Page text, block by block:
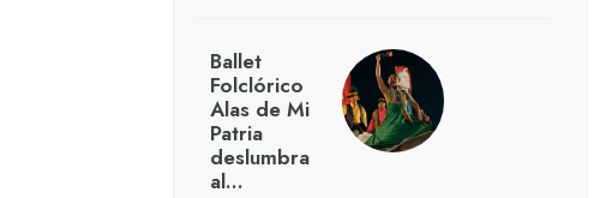
Ballet
Folclórico
Alas de Mi
Patria
deslumbra
al…